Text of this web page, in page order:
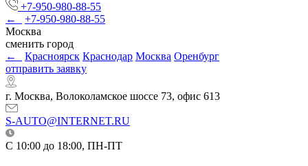
+7-950-980-88-55
←
+7-950-980-88-55
Москва
сменить город
←
Красноярск Краснодар Москва Оренбург
отправить заявку
г. Москва, Волоколамское шоссе 73, офис 613
S-AUTO@INTERNET.RU
C 10:00 до 18:00, ПН-ПТ